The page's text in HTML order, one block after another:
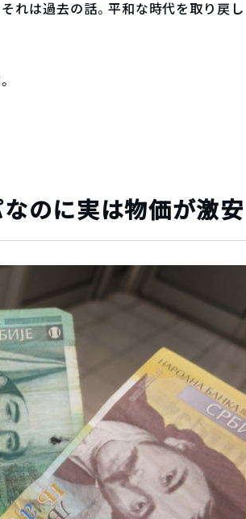
れは過去の話。平和な時代を取り戻し
のに実は物価が激安